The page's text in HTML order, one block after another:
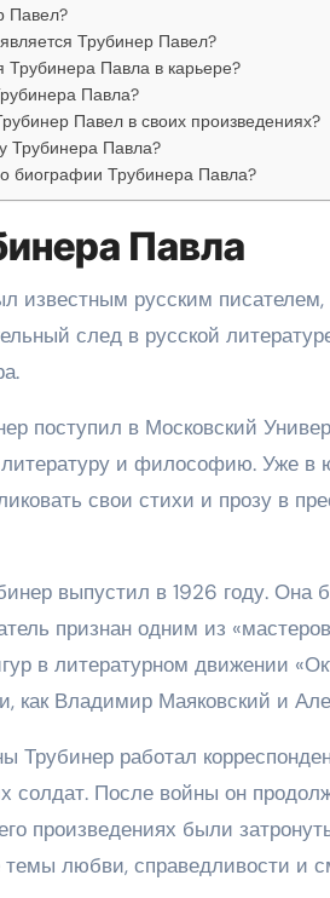
Павел?
Трубинер Павел?
Трубинера Павла в карьере?
Павла?
Павел в своих произведениях?
Трубинера Павла?
биографии Трубинера Павла?
Павла
известным русским
след в русской
поступил в Московский
литературу и философию. Уже в
свои стихи и прозу в
выпустил в 1926 году. Она
признан одним из
в литературном движении
как Владимир Маяковский и
Трубинер работал
солдат. После войны он
произведениях были
любви, справедливости и